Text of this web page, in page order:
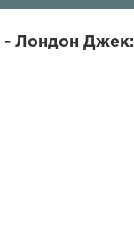
- Лондон Джек: